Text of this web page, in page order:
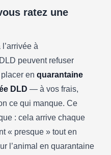
ratez une
à
peuvent refuser
placer en quarantaine
DLD — à vos frais,
ce qui manque. Ce
: cela arrive chaque
« presque » tout en
l’animal en quarantaine